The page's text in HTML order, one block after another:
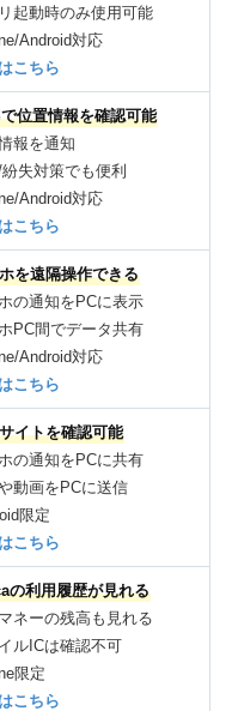
起動時のみ使用可能
Android対応
こちら
位置情報を確認可能
報を通知
紛失対策でも便利
Android対応
こちら
を遠隔操作できる
の通知をPCに表示
PC間でデータ共有
Android対応
こちら
イトを確認可能
の通知をPCに共有
動画をPCに送信
限定
こちら
の利用履歴が見れる
ネーの残高も見れる
ルICは確認不可
限定
こちら